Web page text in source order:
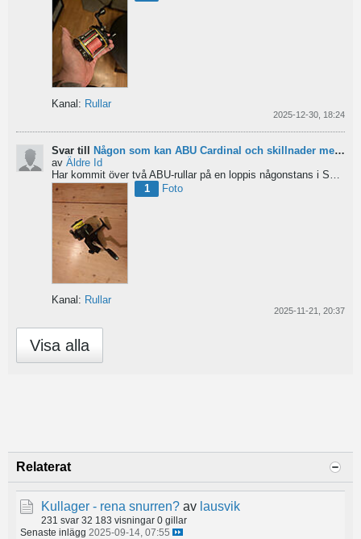
Kanal: Rullar
2025-12-30, 18:24
Svar till
Någon som kan ABU Cardinal och skillnader mellan äldre rullar?
av Äldre Id
Har kommit över två ABU-rullar på en loppis någonstans i Sverige. Servat själv nu. Den ena är en klassisk...
1
Foto
Kanal: Rullar
2025-11-21, 20:37
Visa alla
Relaterat
Kullager - rena snurren? av lausvik
231 svar 32 183 visningar 0 gillar
Senaste inlägg 2025-09-14, 07:55